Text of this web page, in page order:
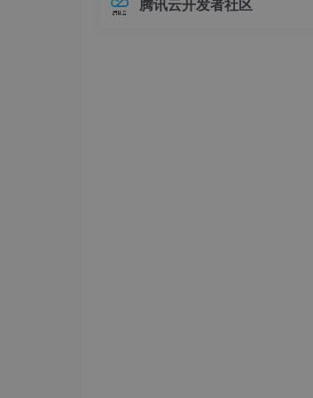
在Elasticsearch中，对象类型（Objec
腾讯云开发者社区